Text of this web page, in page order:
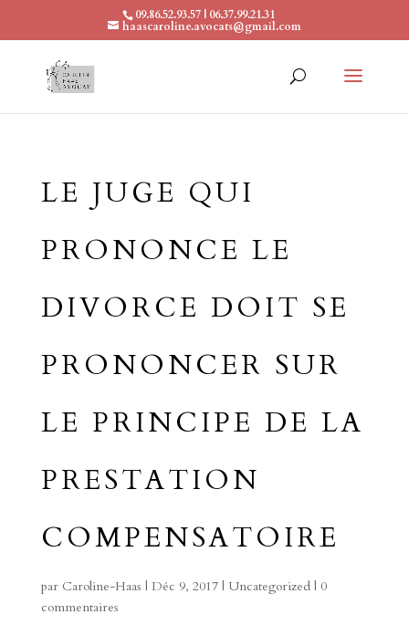
09.86.52.93.57 | 06.37.99.21.31
haascaroline.avocats@gmail.com
LE JUGE QUI
PRONONCE LE
DIVORCE DOIT SE
PRONONCER SUR
LE PRINCIPE DE LA
PRESTATION
COMPENSATOIRE
par Caroline-Haas | Déc 9, 2017| Uncategorized| 0
commentaires